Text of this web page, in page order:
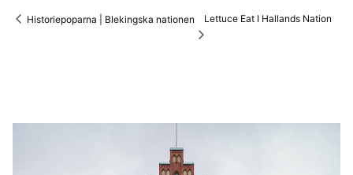
Historiepoparna | Blekingska nationen Lettuce Eat I Hallands Nation